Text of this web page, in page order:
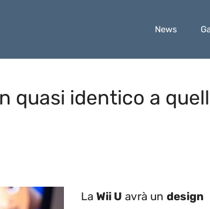
News
quasi identico a
La Wii U avrà un design